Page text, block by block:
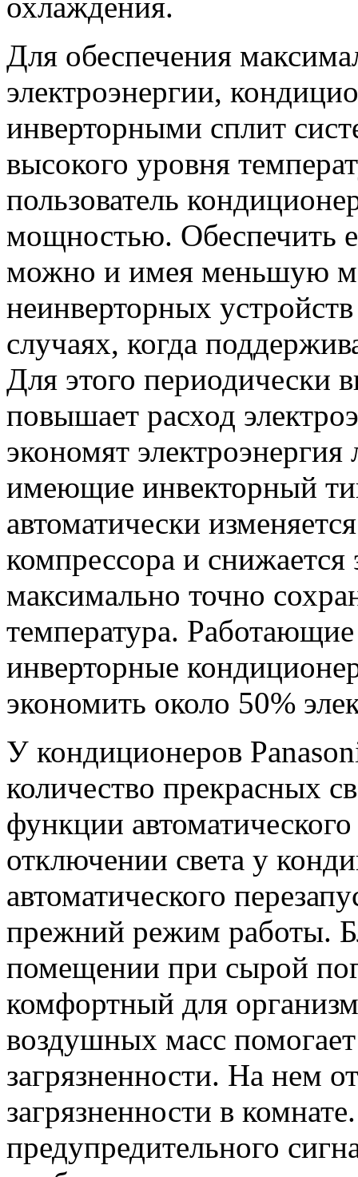
Для обеспечения
электроэнергии,
инверторными сплит
высокого уровня
пользователь
мощностью. Обеспечить
можно и имея меньшую
неинверторных
случаях, когда
Для этого периодически
повышает расход
экономят
имеющие инвекторный
автоматически
компрессора и снижается
максимально точно
температура.
инверторные
экономить около 50%
У кондиционеров
количество прекрасных
функции
отключении света у
автоматического
прежний режим работы.
помещении при сырой
комфортный для
воздушных масс
загрязненности. На нем
загрязненности в
предупредительного